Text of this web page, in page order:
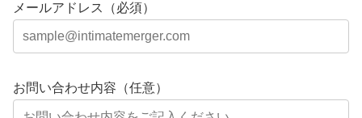
メールアドレス（必須）
お問い合わせ内容（任意）